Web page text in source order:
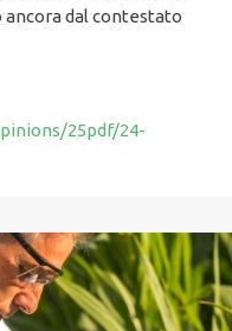
dal contestato
25pdf/24-